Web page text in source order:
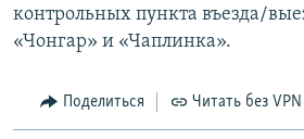
контрольных пункта въезда/
«Чонгар» и «Чаплинка».​
Поделиться Читать без VPN